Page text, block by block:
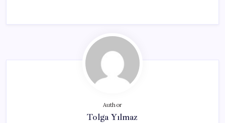
Author
Tolga Yılmaz